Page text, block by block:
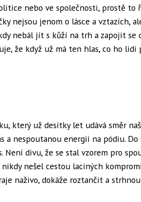
nebo ve společnosti, prostě
nejsou jenom o lásce a
nebál jít s kůží na trh a zapojit se
že když už má ten hlas, co ho
který už desítky let udává směr
a nespoutanou energii na pódiu.
Není divu, že se stal vzorem pro
nešel cestou laciných
naživo, dokáže roztančit a